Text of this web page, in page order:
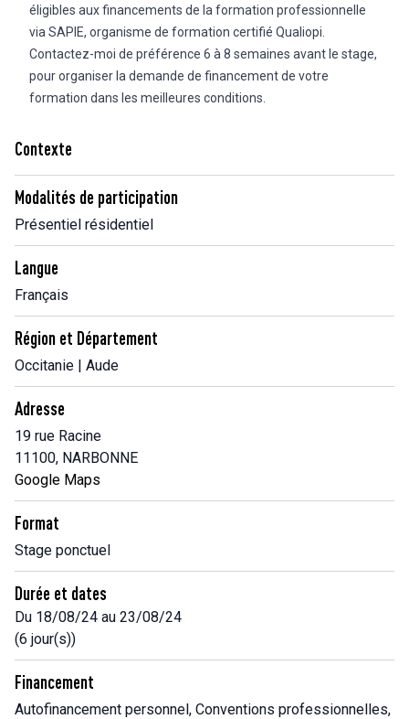
Contexte
Modalités de participation
Présentiel résidentiel
Langue
Français
Région et Département
Occitanie | Aude
Adresse
19 rue Racine
11100, NARBONNE
Google Maps
Format
Stage ponctuel
Durée et dates
Du 18/08/24 au 23/08/24
(6 jour(s))
Financement
Autofinancement personnel, Conventions professionnelles,
éligibles aux financements de la formation professionnelle
via SAPIE, organisme de formation certifié Qualiopi.
Contactez-moi de préférence 6 à 8 semaines avant le stage,
pour organiser la demande de financement de votre
formation dans les meilleures conditions.